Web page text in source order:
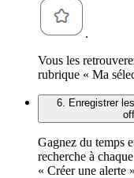
.
Vous les
rubrique « Ma
6. Enregistrer
Gagnez du temps
recherche à
« Créer une alerte